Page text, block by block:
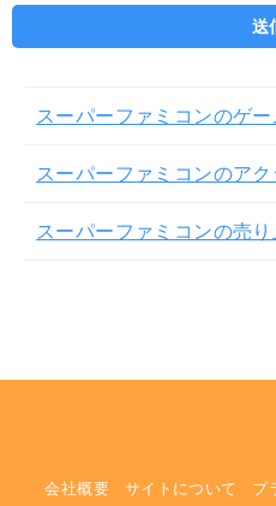
スーパーファミコンのゲ
スーパーファミコンのア
スーパーファミコンの売
会社概要 サイトについて プ